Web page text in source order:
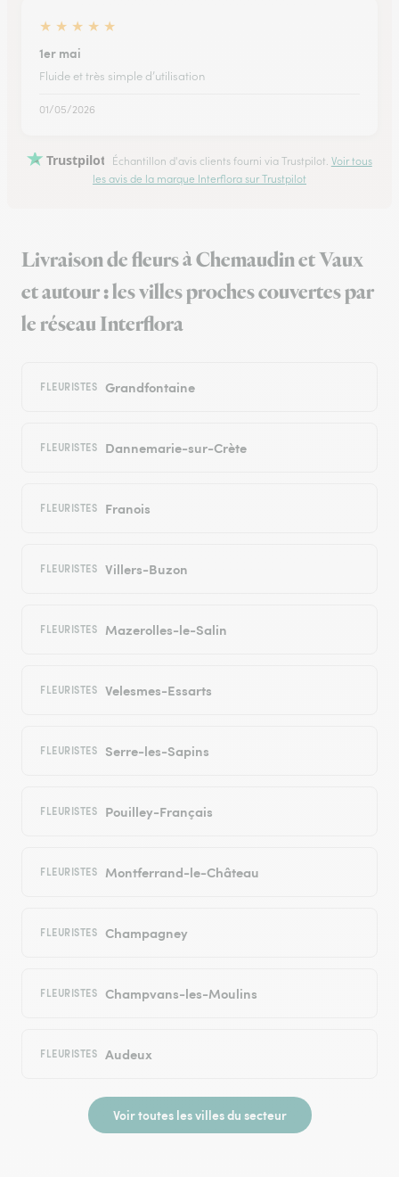
★ ★ ★ ★ ★
1er mai
Fluide et très simple d’utilisation
01/05/2026
Trustpilot Échantillon d'avis clients fourni via Trustpilot. Voir tous
les avis de la marque Interflora sur Trustpilot
Livraison de fleurs à Chemaudin et Vaux
et autour : les villes proches couvertes par
le réseau Interflora
FLEURISTES Grandfontaine
FLEURISTES Dannemarie-sur-Crète
FLEURISTES Franois
FLEURISTES Villers-Buzon
FLEURISTES Mazerolles-le-Salin
FLEURISTES Velesmes-Essarts
FLEURISTES Serre-les-Sapins
FLEURISTES Pouilley-Français
FLEURISTES Montferrand-le-Château
FLEURISTES Champagney
FLEURISTES Champvans-les-Moulins
FLEURISTES Audeux
Voir toutes les villes du secteur